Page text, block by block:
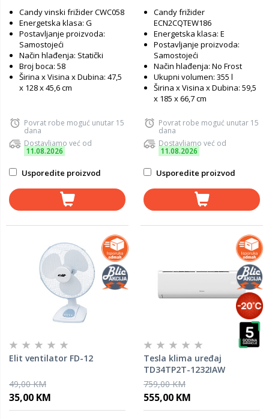
Candy vinski frižider CWC058
Energetska klasa: G
Postavljanje proizvoda:
Samostojeći
Način hlađenja: Statički
Broj boca: 58
Širina x Visina x Dubina: 47,5
x 128 x 45,6 cm
Povrat robe moguć unutar 15
dana
Dostavljamo već od
11.08.2026
Usporedite proizvod
Candy frižider
ECN2CQTEW186
Energetska klasa: E
Postavljanje proizvoda:
Samostojeći
Način hlađenja: No Frost
Ukupni volumen: 355 l
Širina x Visina x Dubina: 59,5
x 185 x 66,7 cm
Povrat robe moguć unutar 15
dana
Dostavljamo već od
11.08.2026
Usporedite proizvod
Elit ventilator FD-12
49,00 KM
35,00 KM
Tesla klima uređaj
TD34TP2T-1232IAW
759,00 KM
555,00 KM